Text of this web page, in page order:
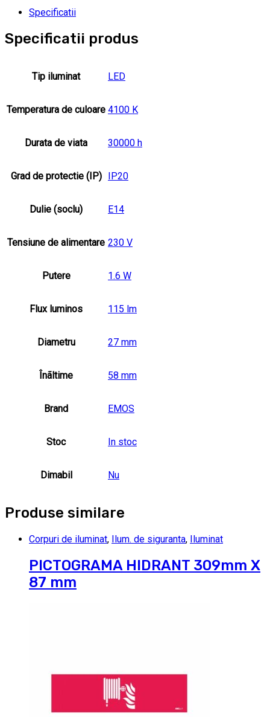
Specificatii
Specificatii produs
Tip iluminat LED
Temperatura de culoare 4100 K
Durata de viata 30000 h
Grad de protectie (IP) IP20
Dulie (soclu) E14
Tensiune de alimentare 230 V
Putere 1.6 W
Flux luminos 115 lm
Diametru 27 mm
Înãltime 58 mm
Brand EMOS
Stoc In stoc
Dimabil Nu
Produse similare
Corpuri de iluminat, Ilum. de siguranta, Iluminat
PICTOGRAMA HIDRANT 309mm X
87 mm